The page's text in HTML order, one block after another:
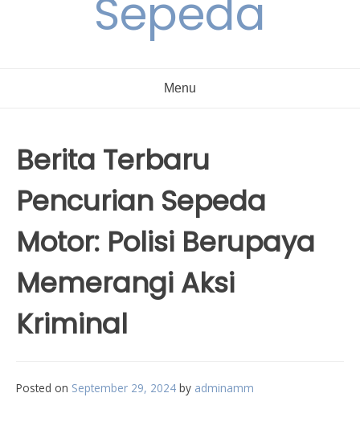
Sepeda
Menu
Berita Terbaru
Pencurian Sepeda
Motor: Polisi Berupaya
Memerangi Aksi
Kriminal
Posted on September 29, 2024 by adminamm